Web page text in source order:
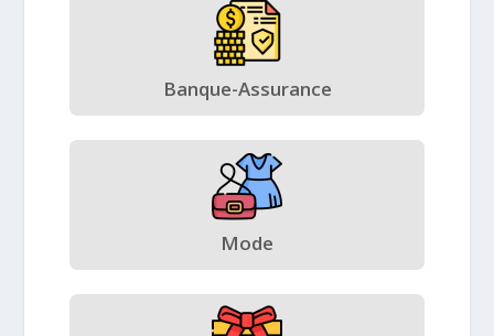
Banque-Assurance
Mode